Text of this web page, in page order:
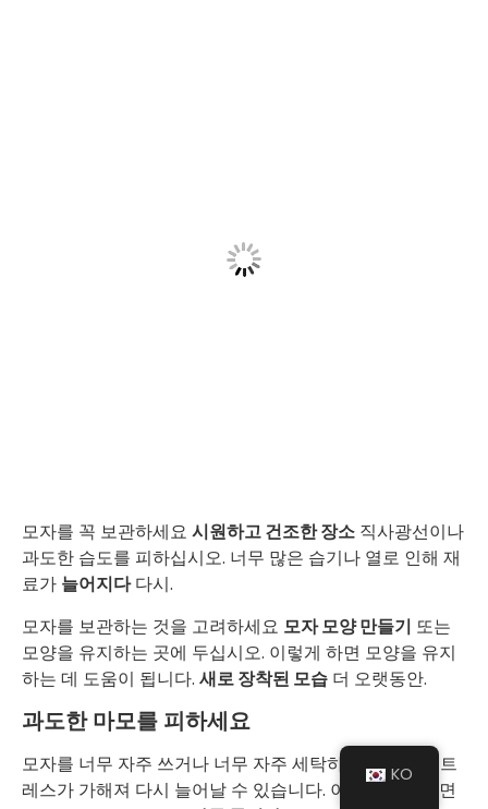
모자를 꼭 보관하세요 시원하고 건조한 장소 직사광선이나
과도한 습도를 피하십시오. 너무 많은 습기나 열로 인해 재
료가 늘어지다다시.
모자를 보관하는 것을 고려하세요 모자 모양 만들기 또는
모양을 유지하는 곳에 두십시오. 이렇게 하면 모양을 유지
하는 데 도움이 됩니다. 새로 장착된 모습 더 오랫동안.
과도한 마모를 피하세요
모자를 너무 자주 쓰거나 너무 자주 세탁하면 원단에 스트
레스가 가해져 다시 늘어날 수 있습니다. 이를 방지하려면
KO